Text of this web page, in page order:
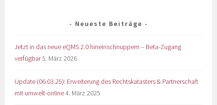
Neueste Beiträge
Jetzt in das neue eQMS 2.0 hineinschnuppern – Beta-Zugang
verfügbar5. März 2026
Update (06.03.25): Erweiterung des Rechtskatasters & Partnerschaft
mit umwelt-online4. März 2025